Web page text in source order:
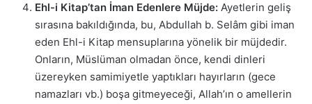
Ehl-i Kitap’tan İman Edenlere Müjde: Ayetlerin geliş
sırasına bakıldığında, bu, Abdullah b. Selâm gibi iman
eden Ehl-i Kitap mensuplarına yönelik bir müjdedir.
Onların, Müslüman olmadan önce, kendi dinleri
üzereyken samimiyetle yaptıkları hayırların (gece
namazları vb.) boşa gitmeyeceği, Allah’ın o amellerin